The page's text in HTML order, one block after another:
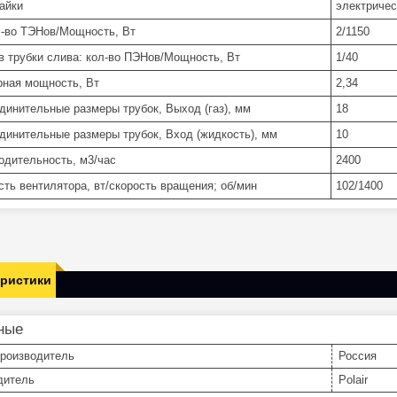
во ТЭНов/Мощность, Вт
2/1150
трубки слива: кол-во ПЭНов/Мощность, Вт
1/40
мощность, Вт
2,34
размеры трубок, Выход (газ), мм
18
размеры трубок, Вход (жидкость), мм
10
м3/час
2400
вентилятора, вт/скорость вращения; об/мин
102/1400
Россия
Polair